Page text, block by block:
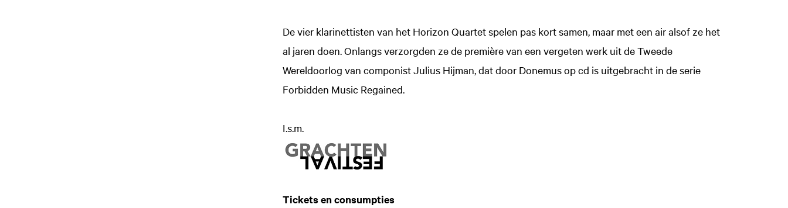
De vier klarinettisten van het Horizon Quartet spelen pas kort samen, maar met een air alsof ze het
al jaren doen. Onlangs verzorgden ze de première van een vergeten werk uit de Tweede
Wereldoorlog van componist Julius Hijman, dat door Donemus op cd is uitgebracht in de serie
Forbidden Music Regained.
I.s.m.
Tickets en consumpties